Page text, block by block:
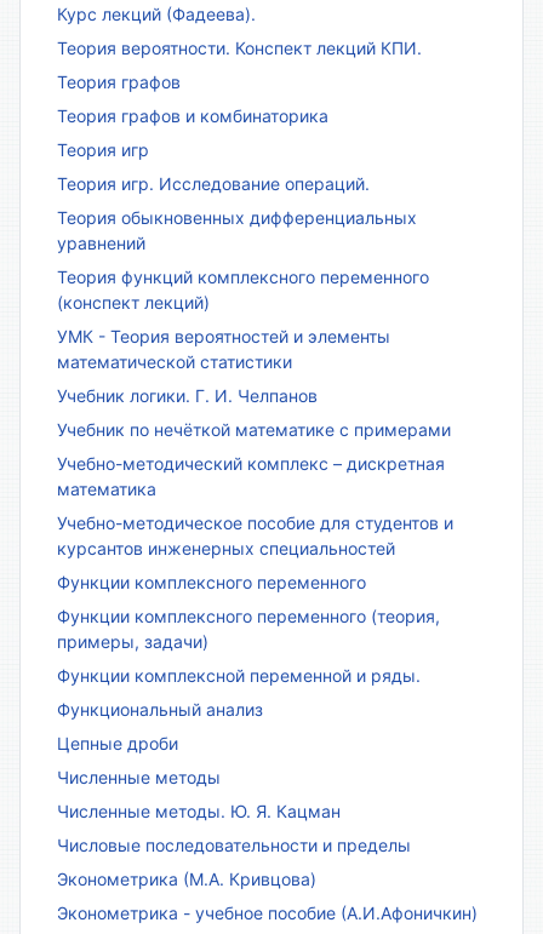
Курс лекций (Фадеева).
Теория вероятности. Конспект лекций КПИ.
Теория графов
Теория графов и комбинаторика
Теория игр
Теория игр. Исследование операций.
Теория обыкновенных дифференциальных
уравнений
Теория функций комплексного переменного
(конспект лекций)
УМК - Теория вероятностей и элементы
математической статистики
Учебник логики. Г. И. Челпанов
Учебник по нечёткой математике с примерами
Учебно-методический комплекс – дискретная
математика
Учебно-методическое пособие для студентов и
курсантов инженерных специальностей
Функции комплексного переменного
Функции комплексного переменного (теория,
примеры, задачи)
Функции комплексной переменной и ряды.
Функциональный анализ
Цепные дроби
Численные методы
Численные методы. Ю. Я. Кацман
Числовые последовательности и пределы
Эконометрика (М.А. Кривцова)
Эконометрика - учебное пособие (А.И.Афоничкин)